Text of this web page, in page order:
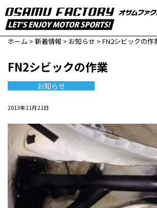
ホーム > 新着情報 > お知らせ > FN2シビックの作
FN2シビックの作業
お知らせ
2013年11月21日